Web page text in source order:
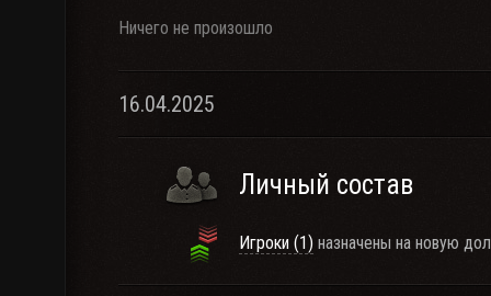
Ничего не произошло
16.04.2025
Личный состав
Игроки (1) назначены на новую